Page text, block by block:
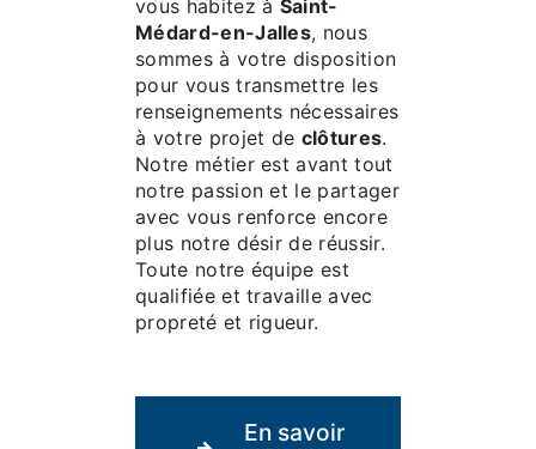
vous habitez à Saint-
Médard-en-Jalles, nous
sommes à votre disposition
pour vous transmettre les
renseignements nécessaires
à votre projet de clôtures.
Notre métier est avant tout
notre passion et le partager
avec vous renforce encore
plus notre désir de réussir.
Toute notre équipe est
qualifiée et travaille avec
propreté et rigueur.
En savoir